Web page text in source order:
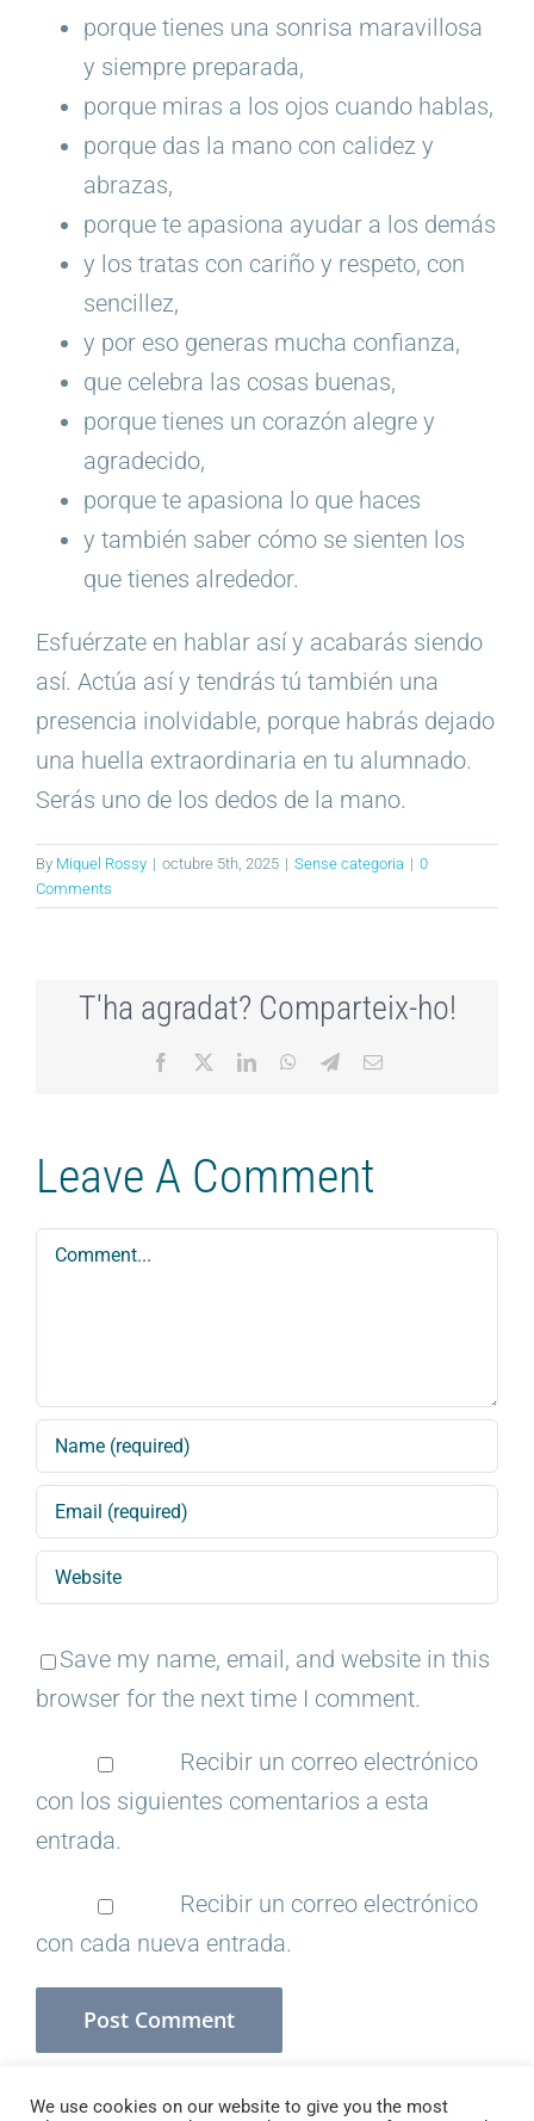
porque tienes una sonrisa maravillosa
y siempre preparada,
porque miras a los ojos cuando hablas,
porque das la mano con calidez y
abrazas,
porque te apasiona ayudar a los demás
y los tratas con cariño y respeto, con
sencillez,
y por eso generas mucha confianza,
que celebra las cosas buenas,
porque tienes un corazón alegre y
agradecido,
porque te apasiona lo que haces
y también saber cómo se sienten los
que tienes alrededor.
Esfuérzate en hablar así y acabarás siendo
así. Actúa así y tendrás tú también una
presencia inolvidable, porque habrás dejado
una huella extraordinaria en tu alumnado.
Serás uno de los dedos de la mano.
By Miquel Rossy | octubre 5th, 2025 | Sense categoria | 0
Comments
T'ha agradat? Comparteix-ho!
Facebook LinkedInWhatsApp
TelegramEmail
Leave A Comment
Comment
Save my name, email, and website in this
browser for the next time I comment.
Recibir un correo electrónico
con los siguientes comentarios a esta
entrada.
Recibir un correo electrónico
con cada nueva entrada.
We use cookies on our website to give you the most